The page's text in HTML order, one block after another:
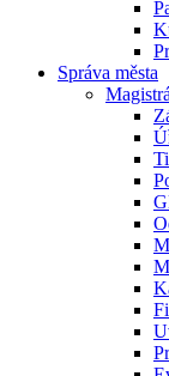
Správa města